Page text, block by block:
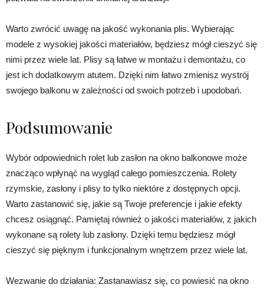
Warto zwrócić uwagę na jakość wykonania plis. Wybierając
modele z wysokiej jakości materiałów, będziesz mógł cieszyć się
nimi przez wiele lat. Plisy są łatwe w montażu i demontażu, co
jest ich dodatkowym atutem. Dzięki nim łatwo zmienisz wystrój
swojego balkonu w zależności od swoich potrzeb i upodobań.
Podsumowanie
Wybór odpowiednich rolet lub zasłon na okno balkonowe może
znacząco wpłynąć na wygląd całego pomieszczenia. Rolety
rzymskie, zasłony i plisy to tylko niektóre z dostępnych opcji.
Warto zastanowić się, jakie są Twoje preferencje i jakie efekty
chcesz osiągnąć. Pamiętaj również o jakości materiałów, z jakich
wykonane są rolety lub zasłony. Dzięki temu będziesz mógł
cieszyć się pięknym i funkcjonalnym wnętrzem przez wiele lat.
Wezwanie do działania: Zastanawiasz się, co powiesić na okno